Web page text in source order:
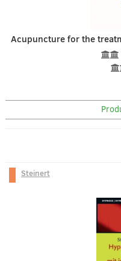
Acupuncture for the
Steinert